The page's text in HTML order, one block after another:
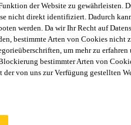
Tunnel
T-200
der Website zu gewährleisten.
nicht direkt identifiziert. Dadurch
werden. Da wir Ihr Recht auf
bestimmte Arten von Cookies nicht
um mehr zu erfahren
bestimmter Arten von
von uns zur Verfügung gestellten